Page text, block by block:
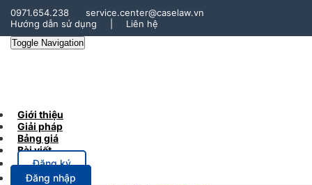
0971.654.238
service.center@caselaw.vn
Hướng dẫn sử dụng
Liên hệ
Toggle Navigation
Giới thiệu
Giải pháp
Bảng giá
Bài viết
Đăng ký
Đăng nhập